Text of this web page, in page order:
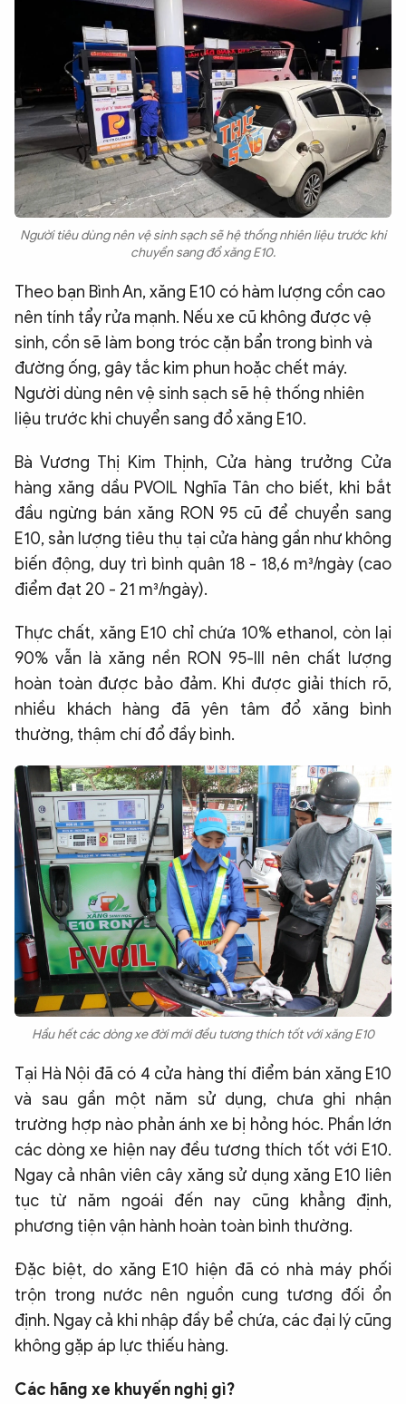
Người tiêu dùng nên vệ sinh sạch sẽ hệ thống nhiên liệu trước khi
chuyển sang đổ xăng E10.
Theo bạn Bình An, xăng E10 có hàm lượng cồn cao
nên tính tẩy rửa mạnh. Nếu xe cũ không được vệ
sinh, cồn sẽ làm bong tróc cặn bẩn trong bình và
đường ống, gây tắc kim phun hoặc chết máy.
Người dùng nên vệ sinh sạch sẽ hệ thống nhiên
liệu trước khi chuyển sang đổ xăng E10.
Bà Vương Thị Kim Thịnh, Cửa hàng trưởng Cửa
hàng xăng dầu PVOIL Nghĩa Tân cho biết, khi bắt
đầu ngừng bán xăng RON 95 cũ để chuyển sang
E10, sản lượng tiêu thụ tại cửa hàng gần như không
biến động, duy trì bình quân 18 - 18,6 m³/ngày (cao
điểm đạt 20 - 21 m³/ngày).
Thực chất, xăng E10 chỉ chứa 10% ethanol, còn lại
90% vẫn là xăng nền RON 95-III nên chất lượng
hoàn toàn được bảo đảm. Khi được giải thích rõ,
nhiều khách hàng đã yên tâm đổ xăng bình
thường, thậm chí đổ đầy bình.
Hầu hết các dòng xe đời mới đều tương thích tốt với xăng E10
Tại Hà Nội đã có 4 cửa hàng thí điểm bán xăng E10
và sau gần một năm sử dụng, chưa ghi nhận
trường hợp nào phản ánh xe bị hỏng hóc. Phần lớn
các dòng xe hiện nay đều tương thích tốt với E10.
Ngay cả nhân viên cây xăng sử dụng xăng E10 liên
tục từ năm ngoái đến nay cũng khẳng định,
phương tiện vận hành hoàn toàn bình thường.
Đặc biệt, do xăng E10 hiện đã có nhà máy phối
trộn trong nước nên nguồn cung tương đối ổn
định. Ngay cả khi nhập đầy bể chứa, các đại lý cũng
không gặp áp lực thiếu hàng.
Các hãng xe khuyến nghị gì?